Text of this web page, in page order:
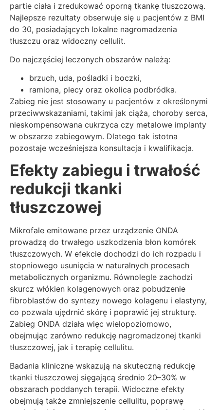
partie ciała i zredukować oporną tkankę tłuszczową.
Najlepsze rezultaty obserwuje się u pacjentów z BMI
do 30, posiadających lokalne nagromadzenia
tłuszczu oraz widoczny cellulit.
Do najczęściej leczonych obszarów należą:
brzuch, uda, pośladki i boczki,
ramiona, plecy oraz okolica podbródka.
Zabieg nie jest stosowany u pacjentów z określonymi
przeciwwskazaniami, takimi jak ciąża, choroby serca,
nieskompensowana cukrzyca czy metalowe implanty
w obszarze zabiegowym. Dlatego tak istotna
pozostaje wcześniejsza konsultacja i kwalifikacja.
Efekty zabiegu i trwałość
redukcji tkanki
tłuszczowej
Mikrofale emitowane przez urządzenie ONDA
prowadzą do trwałego uszkodzenia błon komórek
tłuszczowych. W efekcie dochodzi do ich rozpadu i
stopniowego usunięcia w naturalnych procesach
metabolicznych organizmu. Równolegle zachodzi
skurcz włókien kolagenowych oraz pobudzenie
fibroblastów do syntezy nowego kolagenu i elastyny,
co pozwala ujędrnić skórę i poprawić jej strukturę.
Zabieg ONDA działa więc wielopoziomowo,
obejmując zarówno redukcję nagromadzonej tkanki
tłuszczowej, jak i terapię cellulitu.
Badania kliniczne wskazują na skuteczną redukcję
tkanki tłuszczowej sięgającą średnio 20–30% w
obszarach poddanych terapii. Widoczne efekty
obejmują także zmniejszenie cellulitu, poprawę